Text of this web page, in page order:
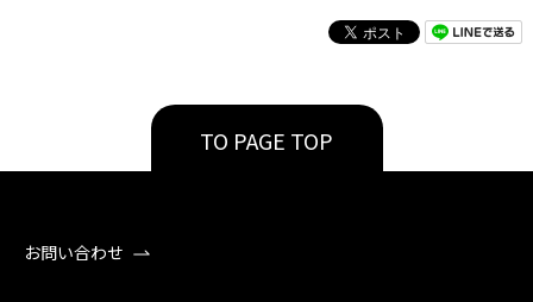
TO PAGE TOP
お問い合わせ